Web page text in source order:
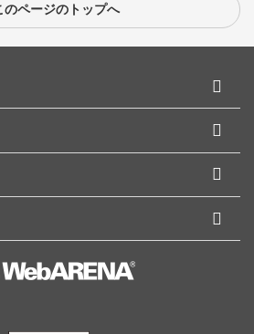
のページのトップへ